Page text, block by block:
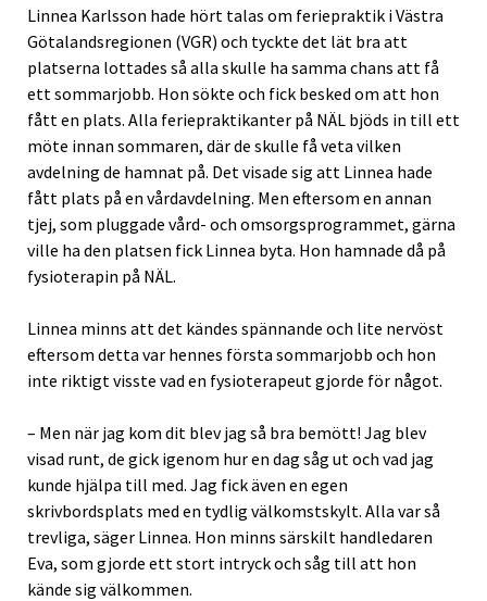
Linnea Karlsson hade hört talas om feriepraktik i Västra
Götalandsregionen (VGR) och tyckte det lät bra att
platserna lottades så alla skulle ha samma chans att få
ett sommarjobb. Hon sökte och fick besked om att hon
fått en plats. Alla feriepraktikanter på NÄL bjöds in till ett
möte innan sommaren, där de skulle få veta vilken
avdelning de hamnat på. Det visade sig att Linnea hade
fått plats på en vårdavdelning. Men eftersom en annan
tjej, som pluggade vård- och omsorgsprogrammet, gärna
ville ha den platsen fick Linnea byta. Hon hamnade då på
fysioterapin på NÄL.
Linnea minns att det kändes spännande och lite nervöst
eftersom detta var hennes första sommarjobb och hon
inte riktigt visste vad en fysioterapeut gjorde för något.
– Men när jag kom dit blev jag så bra bemött! Jag blev
visad runt, de gick igenom hur en dag såg ut och vad jag
kunde hjälpa till med. Jag fick även en egen
skrivbordsplats med en tydlig välkomstskylt. Alla var så
trevliga, säger Linnea. Hon minns särskilt handledaren
Eva, som gjorde ett stort intryck och såg till att hon
kände sig välkommen.